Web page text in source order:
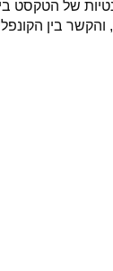
של הטקסט
בין